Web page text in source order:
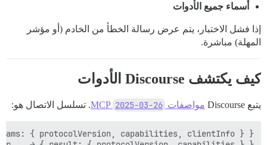
أسماء جميع الأدوات
إذا فشل الاختبار، يتم عرض رسالة الخطأ من الخادم (أو مؤشر
المهلة) مباشرة.
كيف يكتشف Discourse الأدوات
يتبع Discourse مواصفات MCP 2025-03-26 . تسلسل الاتصال هو: